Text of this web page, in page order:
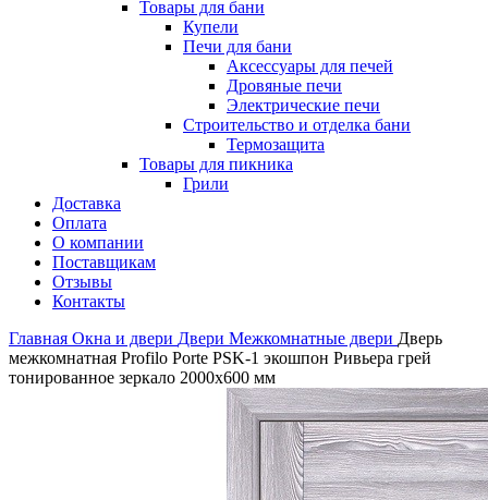
Товары для бани
Купели
Печи для бани
Аксессуары для печей
Дровяные печи
Электрические печи
Строительство и отделка бани
Термозащита
Товары для пикника
Грили
Доставка
Оплата
О компании
Поставщикам
Отзывы
Контакты
Главная Окна и двери Двери Межкомнатные двери Дверь
межкомнатная Profilo Porte PSK-1 экошпон Ривьера грей
тонированное зеркало 2000х600 мм